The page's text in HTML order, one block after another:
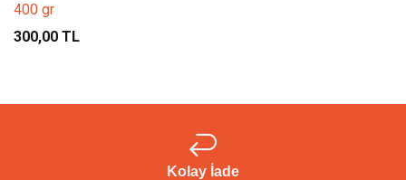
400 gr
300,00 TL
Kolay İade